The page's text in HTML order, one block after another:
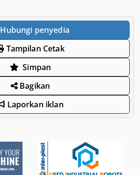
Hubungi penyedia
Tampilan Cetak
Simpan
Bagikan
Laporkan iklan